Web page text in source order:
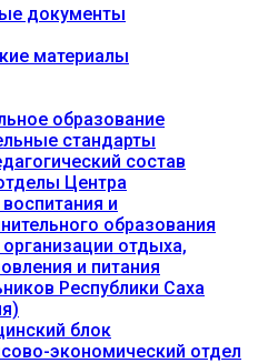
документы
материалы
образование
стандарты
состав
Центра
и
образования
отдыха,
и питания
Республики Саха
блок
экономический отдел